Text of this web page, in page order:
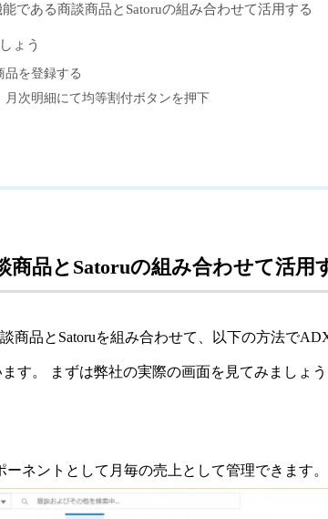
能である商談商品とSatoruの組み合わせて活用する
ょう
品を登録する
月次明細にて均等割付ボタンを押下
商品とSatoruの組み合わせて活用
商品とSatoruを組み合わせて、以下の方法で
ます。 まずは弊社の実際の画面を見てみましょ
ネントとして月毎の売上として管理できます。